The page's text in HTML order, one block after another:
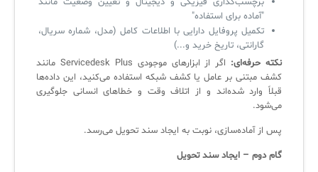
"آماده برای استفاده"
تکمیل پروفایل دارایی با اطلاعات کامل (مدل، شماره سریال،
گارانتی، تاریخ خرید و...)
نکته حرفه‌ای:
اگر از ابزارهای موجودی Servicedesk Plus مانند
کشف مبتنی بر عامل یا کشف شبکه استفاده می‌کنید، این داده‌ها
قبلاً وارد شده‌اند و از اتلاف وقت و خطاهای انسانی جلوگیری
می‌شود.
پس از آماده‌سازی، نوبت به ایجاد سند تحویل می‌رسد.
گام دوم – ایجاد سند تحویل